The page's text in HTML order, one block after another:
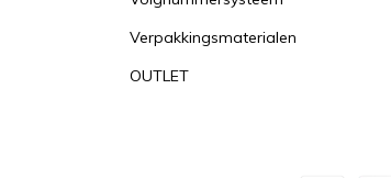
Verpakkingsmaterialen
OUTLET